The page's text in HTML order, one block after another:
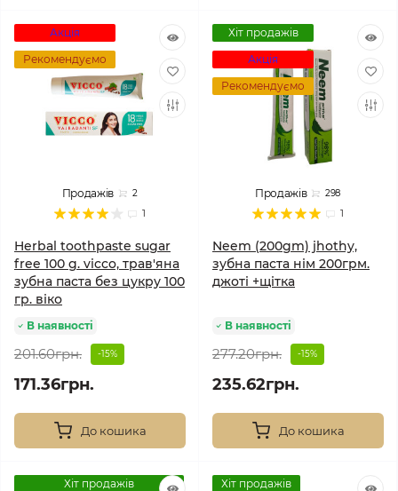
Акція
Рекомендуємо
1
Продажів 2
Herbal toothpaste sugar
free 100 g. vicco, трав'яна
зубна паста без цукру 100
гр. віко
В наявності
201.60грн. -15%
171.36грн.
До кошика
Хіт продажів
Акція
Рекомендуємо
1
Продажів 298
Neem (200gm) jhothy,
зубна паста нім 200грм.
джоті +щітка
В наявності
277.20грн. -15%
235.62грн.
До кошика
Хіт продажів
Хіт продажів